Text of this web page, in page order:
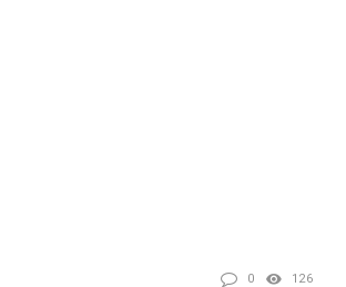
0 126